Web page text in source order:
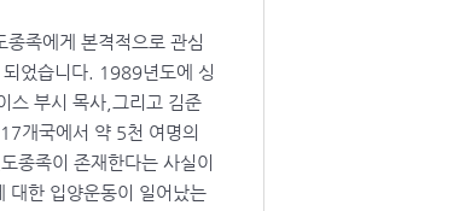
족에게 본격적으로 관심
었습니다. 1989년도에 싱
스 부시 목사,그리고 김준
개국에서 약 5천 여명의
종족이 존재한다는 사실이
대한 입양운동이 일어났는